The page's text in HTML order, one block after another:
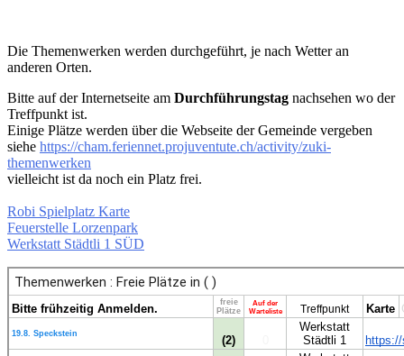
Die Themenwerken werden durchgeführt, je nach Wetter an
anderen Orten.
Bitte auf der Internetseite am Durchführungstag nachsehen wo der
Treffpunkt ist.
Einige Plätze werden über die Webseite der Gemeinde vergeben
siehe https://cham.feriennet.projuventute.ch/activity/zuki-
themenwerken
vielleicht ist da noch ein Platz frei.
Robi Spielplatz Karte
Feuerstelle Lorzenpark
Werkstatt Städtli 1 SÜD